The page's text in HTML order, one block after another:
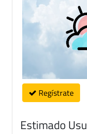
Regístrate
Estimado